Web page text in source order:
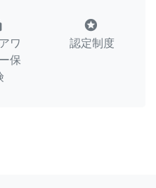
ワ
保
stars
認定制度